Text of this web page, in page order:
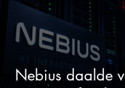
Nebius daalde